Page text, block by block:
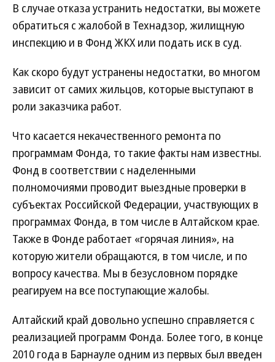
В случае отказа устранить недостатки, вы можете
обратиться с жалобой в Технадзор, жилищную
инспекцию и в Фонд ЖКХ или подать иск в суд.
Как скоро будут устранены недостатки, во многом
зависит от самих жильцов, которые выступают в
роли заказчика работ.
Что касается некачественного ремонта по
программам Фонда, то такие факты нам известны.
Фонд в соответствии с наделенными
полномочиями проводит выездные проверки в
субъектах Российской Федерации, участвующих в
программах Фонда, в том числе в Алтайском крае.
Также в Фонде работает «горячая линия», на
которую жители обращаются, в том числе, и по
вопросу качества. Мы в безусловном порядке
реагируем на все поступающие жалобы.
Алтайский край довольно успешно справляется с
реализацией программ Фонда. Более того, в конце
2010 года в Барнауле одним из первых был введен